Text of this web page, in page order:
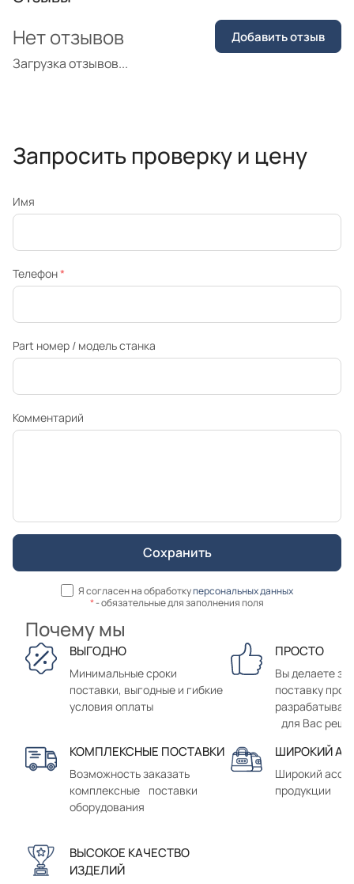
Загрузка отзывов...
Нет отзывов Добавить отзыв
Запросить проверку и цену
Имя
Телефон*
Part номер / модель станка
Комментарий
Я согласен на обработкуперсональных данных
*- обязательные для заполнения поля
Почему мы
ВЫГОДНО
Минимальные сроки
поставки, выгодные и гибкие
условия оплаты
ПРОСТО
Вы делаете
поставку
для Вас
КОМПЛЕКСНЫЕ ПОСТАВКИ
Возможность заказать
комплексные поставки
оборудования
ШИРОКИЙ
Широкий
продукции
ВЫСОКОЕ КАЧЕСТВО
ИЗДЕЛИЙ